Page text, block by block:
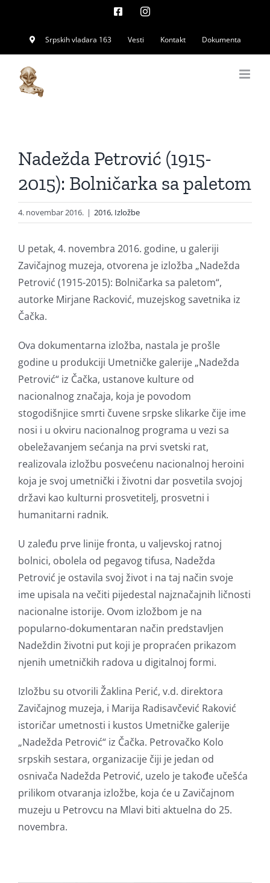
content
FacebookInstagram
Srpskih vladara 163 Vesti Kontakt Dokumenta
Nadežda Petrović (1915-
2015): Bolničarka sa paletom
4. novembar 2016. | 2016, Izložbe
U petak, 4. novembra 2016. godine, u galeriji
Zavičajnog muzeja, otvorena je izložba „Nadežda
Petrović (1915-2015): Bolničarka sa paletom“,
autorke Mirjane Racković, muzejskog savetnika iz
Čačka.
Ova dokumentarna izložba, nastala je prošle
godine u produkciji Umetničke galerije „Nadežda
Petrović“ iz Čačka, ustanove kulture od
nacionalnog značaja, koja je povodom
stogodišnjice smrti čuvene srpske slikarke čije ime
nosi i u okviru nacionalnog programa u vezi sa
obeležavanjem sećanja na prvi svetski rat,
realizovala izložbu posvećenu nacionalnoj heroini
koja je svoj umetnički i životni dar posvetila svojoj
državi kao kulturni prosvetitelj, prosvetni i
humanitarni radnik.
U zaleđu prve linije fronta, u valjevskoj ratnoj
bolnici, obolela od pegavog tifusa, Nadežda
Petrović je ostavila svoj život i na taj način svoje
ime upisala na večiti pijedestal najznačajnih ličnosti
nacionalne istorije. Ovom izložbom je na
popularno-dokumentaran način predstavljen
Nadeždin životni put koji je propraćen prikazom
njenih umetničkih radova u digitalnoj formi.
Izložbu su otvorili Žaklina Perić, v.d. direktora
Zavičajnog muzeja, i Marija Radisavčević Raković
istoričar umetnosti i kustos Umetničke galerije
„Nadežda Petrović“ iz Čačka. Petrovačko Kolo
srpskih sestara, organizacije čiji je jedan od
osnivača Nadežda Petrović, uzelo je takođe učešća
prilikom otvaranja izložbe, koja će u Zavičajnom
muzeju u Petrovcu na Mlavi biti aktuelna do 25.
novembra.